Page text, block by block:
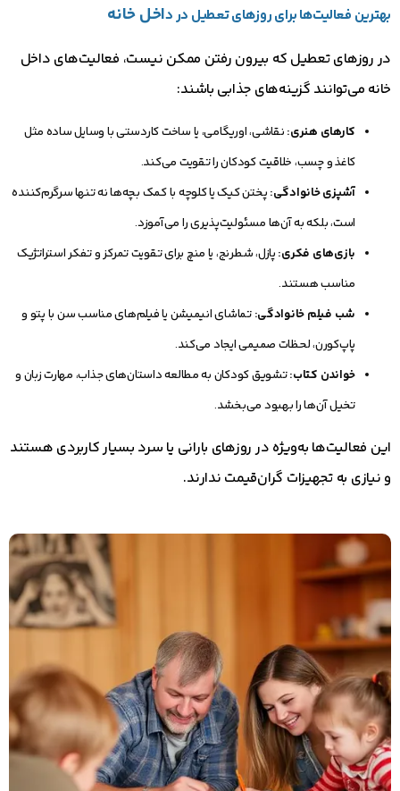
بهترین فعالیت‌ها برای روزهای تعطیل در داخل خانه
در روزهای تعطیل که بیرون رفتن ممکن نیست، فعالیت‌های داخل
خانه می‌توانند گزینه‌های جذابی باشند:
کارهای هنری: نقاشی، اوریگامی، یا ساخت کاردستی با وسایل ساده مثل
کاغذ و چسب، خلاقیت کودکان را تقویت می‌کند.
آشپزی خانوادگی: پختن کیک یا کلوچه با کمک بچه‌ها نه تنها سرگرم‌کننده
است، بلکه به آن‌ها مسئولیت‌پذیری را می‌آموزد.
بازی‌های فکری: پازل، شطرنج، یا منچ برای تقویت تمرکز و تفکر استراتژیک
مناسب هستند.
شب فیلم خانوادگی: تماشای انیمیشن یا فیلم‌های مناسب سن با پتو و
پاپ‌کورن، لحظات صمیمی ایجاد می‌کند.
خواندن کتاب:تشویق کودکان به مطالعه داستان‌های جذاب، مهارت زبان و
تخیل آن‌ها را بهبود می‌بخشد.
این فعالیت‌ها به‌ویژه در روزهای بارانی یا سرد بسیار کاربردی هستند
و نیازی به تجهیزات گران‌قیمت ندارند.